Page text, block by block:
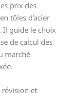
prix des
tôles d’acier
Il guide le choix
de calcul des
marché
révision et